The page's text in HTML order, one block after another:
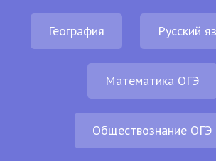
География Русский
Математика ОГЭ
Обществознание ОГЭ